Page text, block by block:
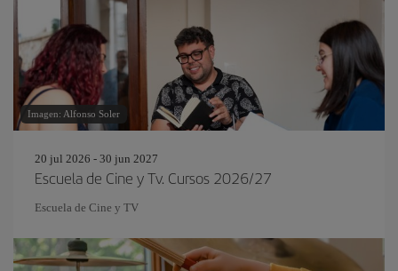
Imagen: Alfonso Soler
20 jul 2026 - 30 jun 2027
Escuela de Cine y Tv. Cursos 2026/27
Escuela de Cine y TV